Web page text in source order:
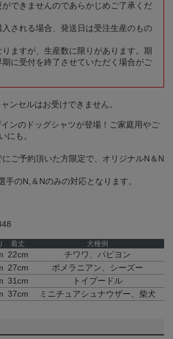
ができませんのであらかじめご了承くだ
される場合、発送日は受注生産のもの
ますが、生産数に限りがあります。期
期に受付を終了させていただく場合がご
ンセルはお受けできません。
ンのドッグシャツが登場！ご家庭用やご
にも。
ご予約頂いた方限定で、オリジナルN＆N
のN,＆Nのみの対応となります。
着丈 犬種例
22cm
チワワ、パピヨン
27cm
ポメラニアン、シーズー
31cm
トイプードル
37cm ミニチュアシュナウザー、柴犬